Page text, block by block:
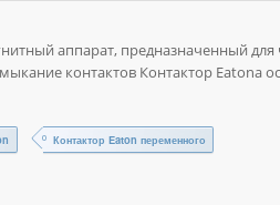
аппарат, предназначенный
контактов Контактор Eatonа
Контактор Eaton переменного